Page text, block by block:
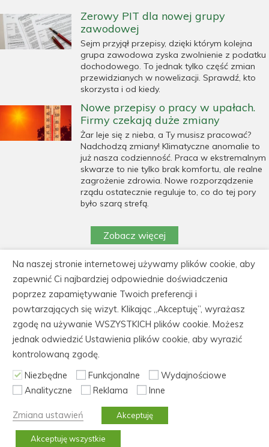
Zerowy PIT dla nowej grupy
zawodowej
Sejm przyjął przepisy, dzięki którym kolejna
grupa zawodowa zyska zwolnienie z podatku
dochodowego. To jednak tylko część zmian
przewidzianych w nowelizacji. Sprawdź, kto
skorzysta i od kiedy.
Nowe przepisy o pracy w upałach.
Firmy czekają duże zmiany
Żar leje się z nieba, a Ty musisz pracować?
Nadchodzą zmiany! Klimatyczne anomalie to
już nasza codzienność. Praca w ekstremalnym
skwarze to nie tylko brak komfortu, ale realne
zagrożenie zdrowia. Nowe rozporządzenie
rządu ostatecznie reguluje to, co do tej pory
było szarą strefą.
Zobacz więcej
https://cedeka.pl/wp-
content/uploads/polityka_prywatnosci_cedeka.pdf
CEDEKA Centrum Doskonalenia Kadr, 86-105
Świecie, ul. Kiepury 30
tel.: 52 562 60 61, fax: 52 522 21 31, NIP: 559-
© Copyright 2006-2026 CeDeKa szkolenia i kursy
Pliki cookies,Polityka prywatności
strony
Realizacja:
Na naszej stronie internetowej używamy plików cookie, aby
zapewnić Ci najbardziej odpowiednie doświadczenia
poprzez zapamiętywanie Twoich preferencji i
powtarzających się wizyt. Klikając „Akceptuję”, wyrażasz
zgodę na używanie WSZYSTKICH plików cookie. Możesz
jednak odwiedzić Ustawienia plików cookie, aby wyrazić
kontrolowaną zgodę.
Niezbędne
Funkcjonalne
Wydajnościowe
Analityczne
Reklama Inne
Zmiana ustawień Akceptuję
Akceptuję wszystkie